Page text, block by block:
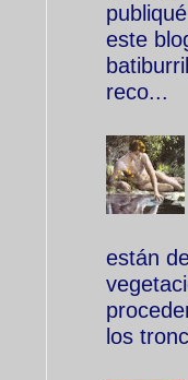
este
reco...
están
los